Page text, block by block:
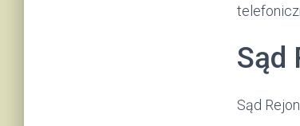
Sąd
Sąd